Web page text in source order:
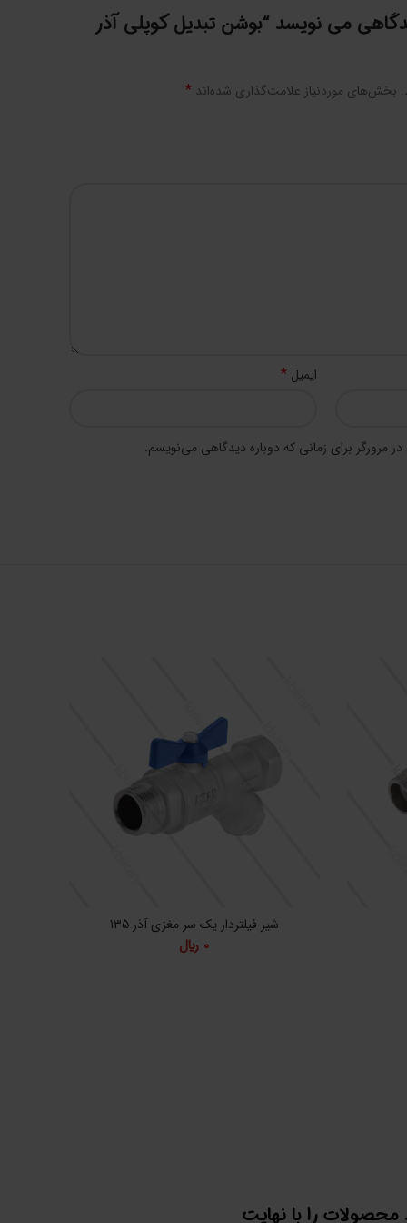
می نویسد “بوشن تبدیل کوپلی آذر
بخش‌های موردنیاز علامت‌گذاری شده‌اند *
ایمیل *
در مرورگر برای زمانی که دوباره دیدگاهی می‌نویسم.
شیر فیلتردار یک سر مغزی آذر 135
0 ﷼
را با نهایت